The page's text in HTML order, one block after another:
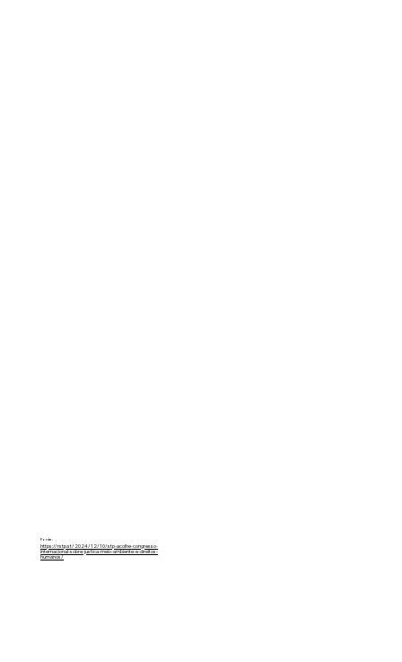
Fonte:
https://rstp.st/2024/12/10/stp-acolhe-congresso-
internacional-sobre-justica-meio-ambiente-e-direitos-
humanos/